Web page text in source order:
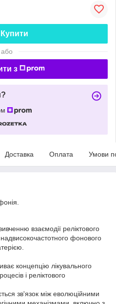
Купити
або
з
Доставка Оплата Умови
взаємодії реліктового
фонового
концепцію лікувального
і реліктового
зв'язок між еволюційними